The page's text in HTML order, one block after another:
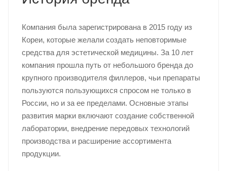
Компания была зарегистрирована в 2015 году из
Кореи, которые желали создать неповторимые
средства для эстетической медицины. За 10 лет
компания прошла путь от небольшого бренда до
крупного производителя филлеров, чьи препараты
пользуются пользующихся спросом не только в
России, но и за ее пределами. Основные этапы
развития марки включают создание собственной
лаборатории, внедрение передовых технологий
производства и расширение ассортимента
продукции.